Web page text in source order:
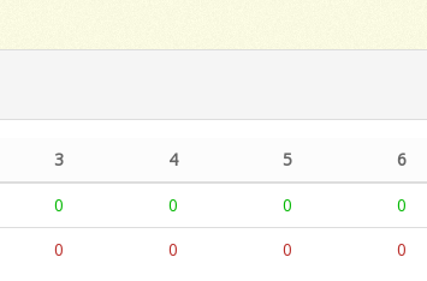
3 4 5 6
0 0 0 0
0 0 0 0